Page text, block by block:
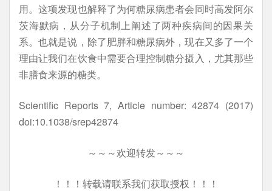
用。这项发现也解释了为何糖尿病患者会同时高发阿尔
茨海默病，从分子机制上阐述了两种疾病间的因果关
系。也就是说，除了肥胖和糖尿病外，现在又多了一个
理由让我们在饮食中需要合理控制糖分摄入，尤其那些
非膳食来源的糖类。
Scientific Reports 7, Article number: 42874 (2017)
doi:10.1038/srep42874
～～～欢迎转发～～～
！！！转载请联系我们获取授权！！！